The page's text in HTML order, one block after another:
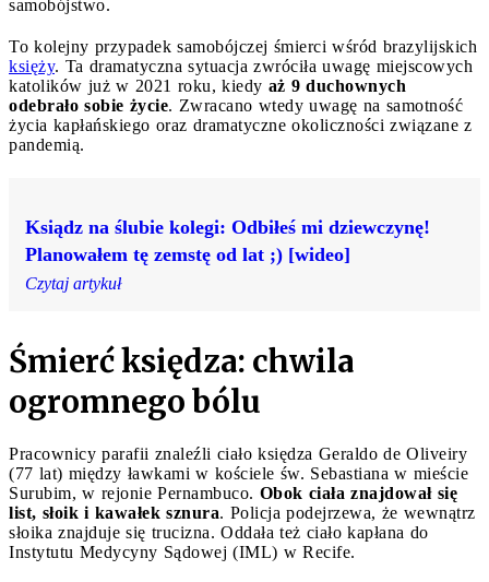
samobójstwo.
To kolejny przypadek samobójczej śmierci wśród brazylijskich
księży. Ta dramatyczna sytuacja zwróciła uwagę miejscowych
katolików już w 2021 roku, kiedy aż 9 duchownych
odebrało sobie życie. Zwracano wtedy uwagę na samotność
życia kapłańskiego oraz dramatyczne okoliczności związane z
pandemią.
Ksiądz na ślubie kolegi: Odbiłeś mi dziewczynę!
Planowałem tę zemstę od lat ;) [wideo]
Czytaj artykuł
Śmierć księdza: chwila
ogromnego bólu
Pracownicy parafii znaleźli ciało księdza Geraldo de Oliveiry
(77 lat) między ławkami w kościele św. Sebastiana w mieście
Surubim, w rejonie Pernambuco. Obok ciała znajdował się
list, słoik i kawałek sznura. Policja podejrzewa, że wewnątrz
słoika znajduje się trucizna. Oddała też ciało kapłana do
Instytutu Medycyny Sądowej (IML) w Recife.